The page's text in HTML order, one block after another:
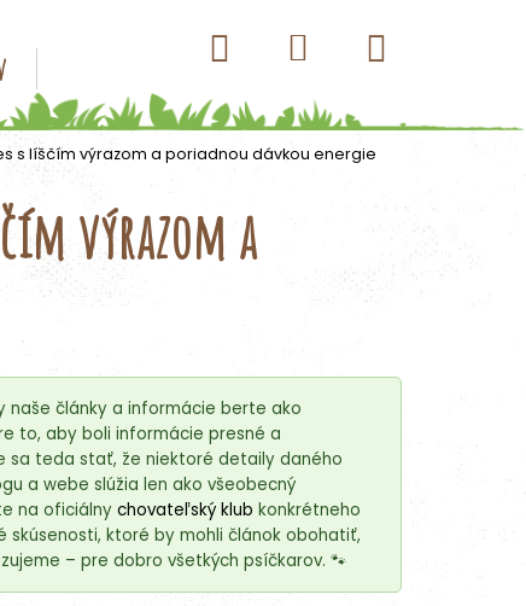
Konzervy pre psov Kapsičky pre psov
Hľadať Prihlásenie
košík
s líščím výrazom a poriadnou dávkou energie
výrazom a
naše články a informácie berte ako
to, aby boli informácie presné a
sa teda stať, že niektoré detaily daného
a webe slúžia len ako všeobecný
na oficiálny chovateľský klub konkrétneho
ktoré by mohli článok obohatiť,
– pre dobro všetkých psíčkarov. 🐾